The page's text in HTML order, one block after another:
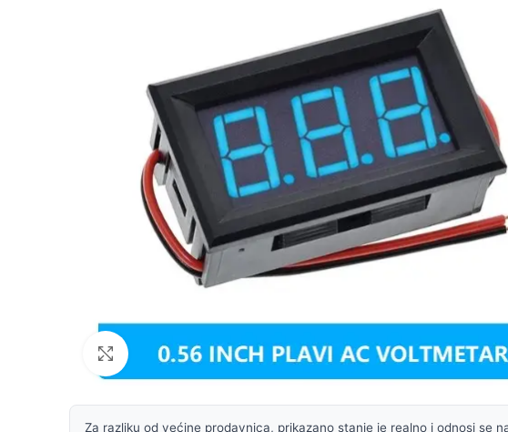
Uvećaj sliku
Za razliku od većine prodavnica, prikazano stanje je realno i odnosi se